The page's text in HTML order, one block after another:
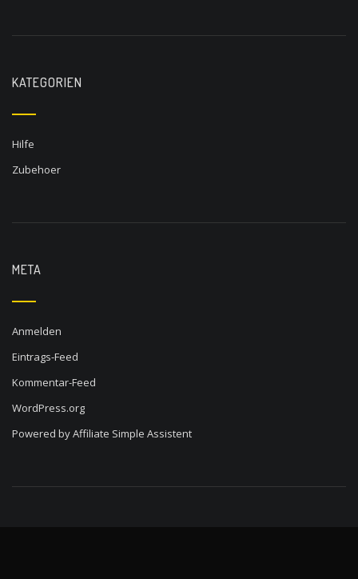
KATEGORIEN
Hilfe
Zubehoer
META
Anmelden
Eintrags-Feed
Kommentar-Feed
WordPress.org
Powered byAffiliate Simple Assistent